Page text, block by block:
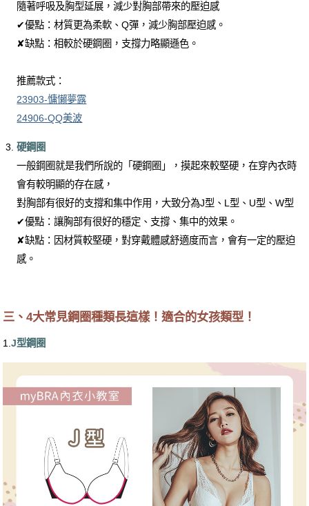
隨著呼吸及胸型延展，減少對胸部帶來的壓迫感
✔優點：材質更為柔軟、Q彈，減少胸部壓迫感。
✘缺點：相較於硬鋼圈，支撐力略顯遜色。
推薦款式：
23903-慵懶夢露
24906-QQ美波
硬鋼圈
一般鋼圈就是我們所說的「硬鋼圈」，摸起來較堅硬，在穿內衣時
會有較明顯的存在感，
對胸部有很好的支撐和集中作用，大致分為J型、L型、U型、W型
✔優點：讓胸部有很好的穩定、支撐、集中的效果。
✘缺點：因材質較堅硬，對穿戴體感舒適度而言，會有一定的壓迫
感。
三、4大常見鋼圈種類長這樣！適合的女孩類型！
1.J型鋼圈